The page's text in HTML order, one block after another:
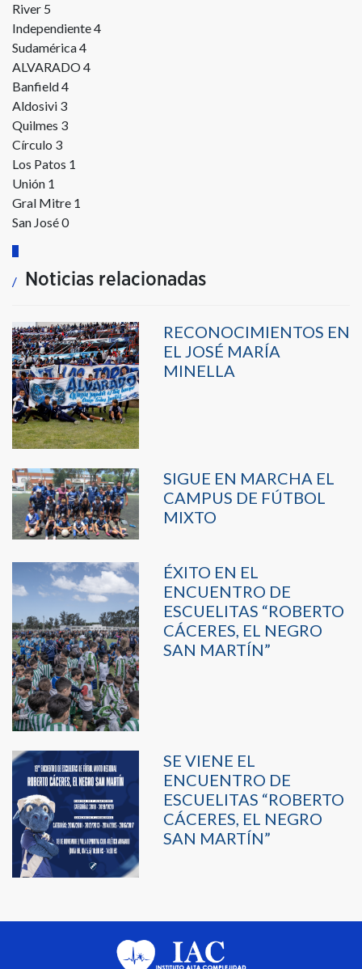
River 5
Independiente 4
Sudamérica 4
ALVARADO 4
Banfield 4
Aldosivi 3
Quilmes 3
Círculo 3
Los Patos 1
Unión 1
Gral Mitre 1
San José 0
Noticias relacionadas
RECONOCIMIENTOS EN
EL JOSÉ MARÍA
MINELLA
SIGUE EN MARCHA EL
CAMPUS DE FÚTBOL
MIXTO
ÉXITO EN EL
ENCUENTRO DE
ESCUELITAS “ROBERTO
CÁCERES, EL NEGRO
SAN MARTÍN”
SE VIENE EL
ENCUENTRO DE
ESCUELITAS “ROBERTO
CÁCERES, EL NEGRO
SAN MARTÍN”